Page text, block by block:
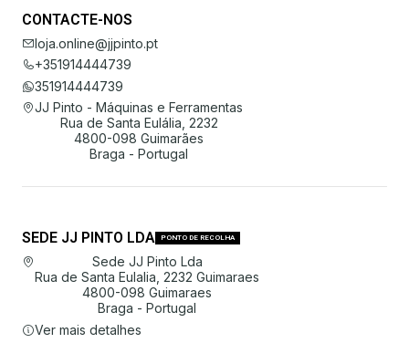
CONTACTE-NOS
loja.online@jjpinto.pt
+351914444739
351914444739
JJ Pinto - Máquinas e Ferramentas
Rua de Santa Eulália, 2232
4800-098 Guimarães
Braga - Portugal
SEDE JJ PINTO LDA PONTO DE RECOLHA
Sede JJ Pinto Lda
Rua de Santa Eulalia, 2232 Guimaraes
4800-098 Guimaraes
Braga - Portugal
Ver mais detalhes